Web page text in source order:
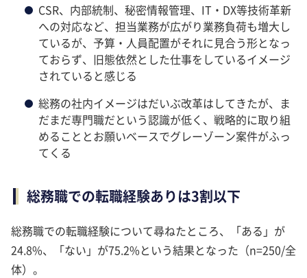
CSR、内部統制、秘密情報管理、IT・DX等技術革新
への対応など、担当業務が広がり業務負荷も増大し
ているが、予算・人員配置がそれに見合う形となっ
ておらず、旧態依然とした仕事をしているイメージ
されていると感じる
総務の社内イメージはだいぶ改革はしてきたが、ま
だまだ専門職だという認識が低く、戦略的に取り組
めることとお願いベースでグレーゾーン案件がふっ
てくる
総務職での転職経験ありは3割以下
総務職での転職経験について尋ねたところ、「ある」が
24.8%、「ない」が75.2%という結果となった（n=250/全
体）。